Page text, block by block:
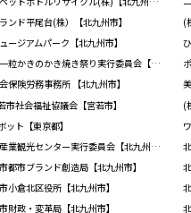
ンド平尾台(株）【北九州市】
(
ージアムパーク【北九州市】
豊前海一粒かきのかき焼き祭り実行委員会【北九州市】
保険労務事務所 【北九州市】
市社会福祉協議会【宮若市】
(
ット【東京都】
北九州産業観光センター実行委員会【北九州市】
都市ブランド創造局【北九州市】
小倉北区役所【北九州市】
財政・変革局【北九州市】